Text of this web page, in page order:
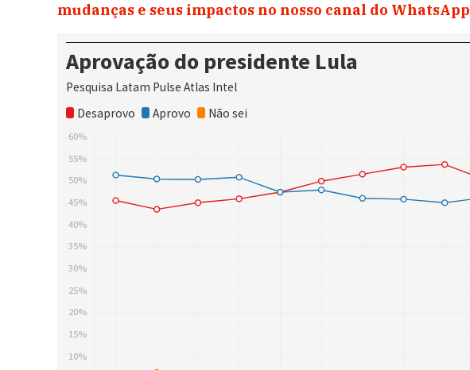
mudanças e seus impactos no nosso canal do WhatsApp